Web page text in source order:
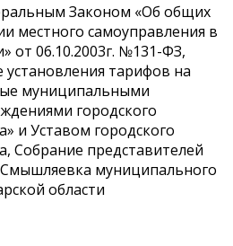
Законом «Об общих
местного самоуправления в
от 06.10.2003г. №131-ФЗ,
тарифов на
муниципальными
городского
и Уставом городского
Собрание представителей
Смышляевка муниципального
области